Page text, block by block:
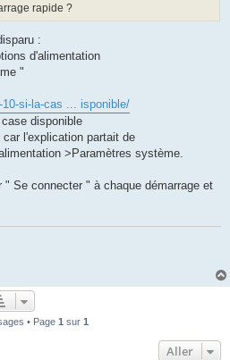
rapide ?
:
d'alimentation
"
si-la-cas ... isponible/
disponible
l'explication partait de
>Paramètres système.
Se connecter " à chaque démarrage et
• Page 1 sur 1
Aller